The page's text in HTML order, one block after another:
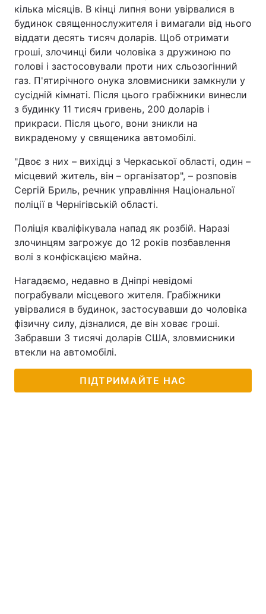
кілька місяців. В кінці липня вони увірвалися в
будинок священнослужителя і вимагали від нього
віддати десять тисяч доларів. Щоб отримати
гроші, злочинці били чоловіка з дружиною по
голові і застосовували проти них сльозогінний
газ. П'ятирічного онука зловмисники замкнули у
сусідній кімнаті. Після цього грабіжники винесли
з будинку 11 тисяч гривень, 200 доларів і
прикраси. Після цього, вони зникли на
викраденому у священика автомобілі.
"Двоє з них – вихідці з Черкаської області, один –
місцевий житель, він – організатор", – розповів
Сергій Бриль, речник управління Національної
поліції в Чернігівській області.
Поліція кваліфікувала напад як розбій. Наразі
злочинцям загрожує до 12 років позбавлення
волі з конфіскацією майна.
Нагадаємо, недавно в Дніпрі невідомі
пограбували місцевого жителя. Грабіжники
увірвалися в будинок, застосувавши до чоловіка
фізичну силу, дізналися, де він ховає гроші.
Забравши 3 тисячі доларів США, зловмисники
втекли на автомобілі.
ПІДТРИМАЙТЕ НАС